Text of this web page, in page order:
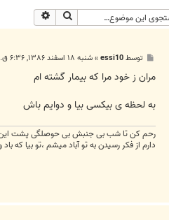
جستجو
ت
توسطessi10
»شنبه ۱۸ اسفند ۱۳۸۶, ۶:۳۶ ق.ظ
مران ز خود مرا که بیمار گشته ام
به لحظه ی بیکسی بیا و دوایم باش
رحم کن تا شب بی جنبش بی حوصلگی پشت این
دارم از فکر رسیدن به تو آباد میشم ،تو بیا که باد